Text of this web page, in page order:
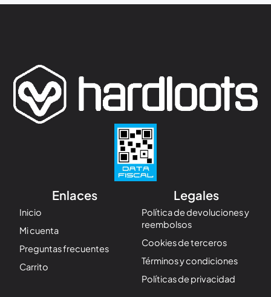
Enlaces
Inicio
Mi cuenta
Preguntas frecuentes
Carrito
Legales
Política de devoluciones y
reembolsos
Cookies de terceros
Términos y condiciones
Políticas de privacidad